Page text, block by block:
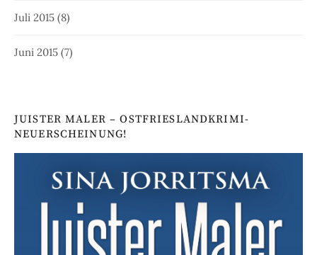
Juli 2015 (8)
Juni 2015 (7)
JUISTER MALER – OSTFRIESLANDKRIMI-
NEUERSCHEINUNG!